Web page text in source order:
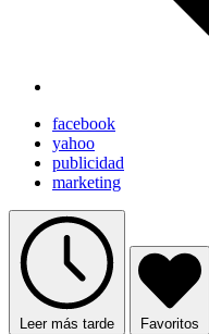
facebook
yahoo
publicidad
marketing
Leer más tarde Favoritos